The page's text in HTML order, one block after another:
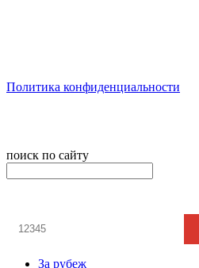
Политика конфиденциальности
поиск по сайту
За рубеж